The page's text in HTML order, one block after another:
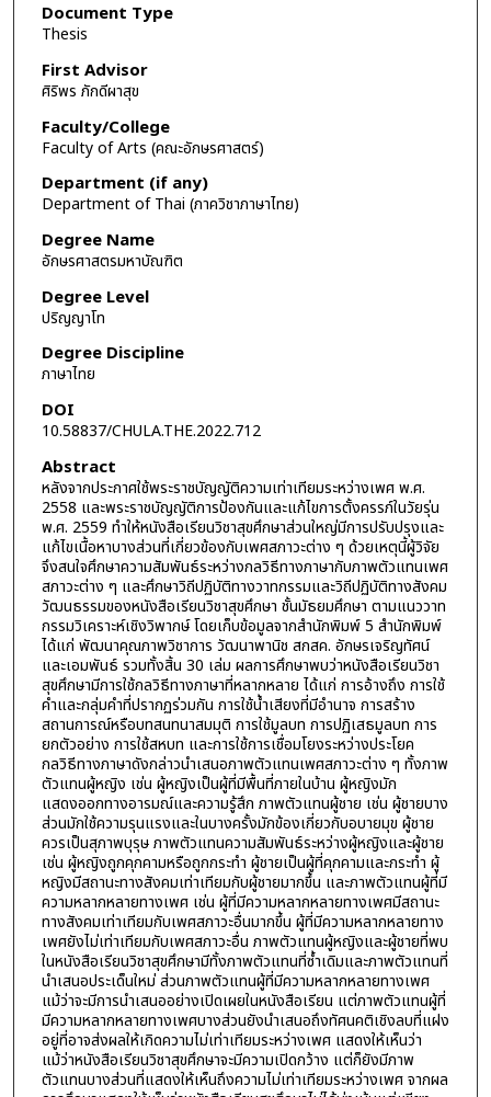
Document Type
Thesis
First Advisor
ศิริพร ภักดีผาสุข
Faculty/College
Faculty of Arts (คณะอักษรศาสตร์)
Department (if any)
Department of Thai (ภาควิชาภาษาไทย)
Degree Name
อักษรศาสตรมหาบัณฑิต
Degree Level
ปริญญาโท
Degree Discipline
ภาษาไทย
DOI
10.58837/CHULA.THE.2022.712
Abstract
หลังจากประกาศใช้พระราชบัญญัติความเท่าเทียมระหว่างเพศ พ.ศ.
2558 และพระราชบัญญัติการป้องกันและแก้ไขการตั้งครรภ์ในวัยรุ่น
พ.ศ. 2559 ทำให้หนังสือเรียนวิชาสุขศึกษาส่วนใหญ่มีการปรับปรุงและ
แก้ไขเนื้อหาบางส่วนที่เกี่ยวข้องกับเพศสภาวะต่าง ๆ ด้วยเหตุนี้ผู้วิจัย
จึงสนใจศึกษาความสัมพันธ์ระหว่างกลวิธีทางภาษากับภาพตัวแทนเพศ
สภาวะต่าง ๆ และศึกษาวิถีปฏิบัติทางวาทกรรมและวิถีปฏิบัติทางสังคม
วัฒนธรรมของหนังสือเรียนวิชาสุขศึกษา ชั้นมัธยมศึกษา ตามแนววาท
กรรมวิเคราะห์เชิงวิพากษ์ โดยเก็บข้อมูลจากสำนักพิมพ์ 5 สำนักพิมพ์
ได้แก่ พัฒนาคุณภาพวิชาการ วัฒนาพานิช สกสค. อักษรเจริญทัศน์
และเอมพันธ์ รวมทั้งสิ้น 30 เล่ม ผลการศึกษาพบว่าหนังสือเรียนวิชา
สุขศึกษามีการใช้กลวิธีทางภาษาที่หลากหลาย ได้แก่ การอ้างถึง การใช้
คำและกลุ่มคำที่ปรากฏร่วมกัน การใช้น้ำเสียงที่มีอำนาจ การสร้าง
สถานการณ์หรือบทสนทนาสมมุติ การใช้มูลบท การปฏิเสธมูลบท การ
ยกตัวอย่าง การใช้สหบท และการใช้การเชื่อมโยงระหว่างประโยค
กลวิธีทางภาษาดังกล่าวนำเสนอภาพตัวแทนเพศสภาวะต่าง ๆ ทั้งภาพ
ตัวแทนผู้หญิง เช่น ผู้หญิงเป็นผู้ที่มีพื้นที่ภายในบ้าน ผู้หญิงมัก
แสดงออกทางอารมณ์และความรู้สึก ภาพตัวแทนผู้ชาย เช่น ผู้ชายบาง
ส่วนมักใช้ความรุนแรงและในบางครั้งมักข้องเกี่ยวกับอบายมุข ผู้ชาย
ควรเป็นสุภาพบุรุษ ภาพตัวแทนความสัมพันธ์ระหว่างผู้หญิงและผู้ชาย
เช่น ผู้หญิงถูกคุกคามหรือถูกกระทำ ผู้ชายเป็นผู้ที่คุกคามและกระทำ ผู้
หญิงมีสถานะทางสังคมเท่าเทียมกับผู้ชายมากขึ้น และภาพตัวแทนผู้ที่มี
ความหลากหลายทางเพศ เช่น ผู้ที่มีความหลากหลายทางเพศมีสถานะ
ทางสังคมเท่าเทียมกับเพศสภาวะอื่นมากขึ้น ผู้ที่มีความหลากหลายทาง
เพศยังไม่เท่าเทียมกับเพศสภาวะอื่น ภาพตัวแทนผู้หญิงและผู้ชายที่พบ
ในหนังสือเรียนวิชาสุขศึกษามีทั้งภาพตัวแทนที่ซ้ำเดิมและภาพตัวแทนที่
นำเสนอประเด็นใหม่ ส่วนภาพตัวแทนผู้ที่มีความหลากหลายทางเพศ
แม้ว่าจะมีการนำเสนออย่างเปิดเผยในหนังสือเรียน แต่ภาพตัวแทนผู้ที่
มีความหลากหลายทางเพศบางส่วนยังนำเสนอถึงทัศนคติเชิงลบที่แฝง
อยู่ที่อาจส่งผลให้เกิดความไม่เท่าเทียมระหว่างเพศ แสดงให้เห็นว่า
แม้ว่าหนังสือเรียนวิชาสุขศึกษาจะมีความเปิดกว้าง แต่ก็ยังมีภาพ
ตัวแทนบางส่วนที่แสดงให้เห็นถึงความไม่เท่าเทียมระหว่างเพศ จากผล